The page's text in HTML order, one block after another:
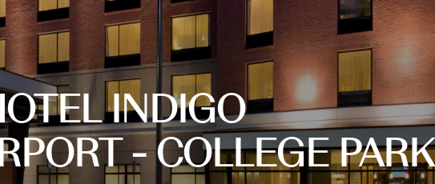
INDIGO
- COLLEGE PARK